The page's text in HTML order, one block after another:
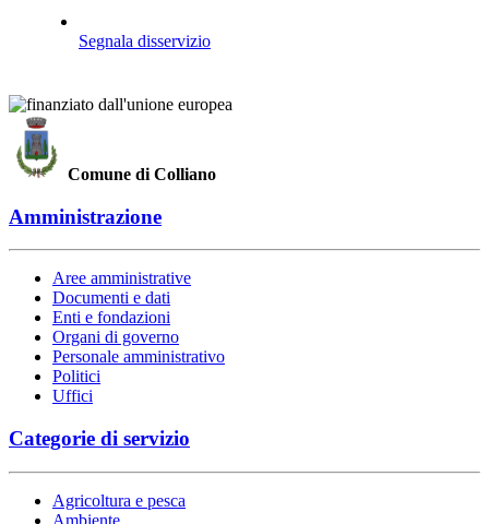
Segnala disservizio
Comune di Colliano
Amministrazione
Aree amministrative
Documenti e dati
Enti e fondazioni
Organi di governo
Personale amministrativo
Politici
Uffici
Categorie di servizio
Agricoltura e pesca
Ambiente